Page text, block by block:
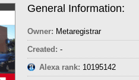
General Information:
Owner: Metaregistrar
Created: -
Alexa rank: 10195142